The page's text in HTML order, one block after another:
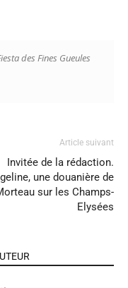
des Fines Gueules
Article suivant
Invitée de la rédaction.
une douanière de
sur les Champs-
Elysées